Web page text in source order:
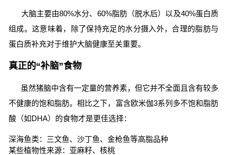
大脑主要由80%水分、60%脂肪（脱水后）以及40%蛋白质
组成。这意味着，除了保持充足的水分摄入外，合理的脂肪与
蛋白质补充对于维护大脑健康至关重要。
真正的“补脑”食物
虽然猪脑中含有一定量的营养素，但它并不全面且含有较多
不健康的饱和脂肪。相比之下，富含欧米伽3系列多不饱和脂肪
酸（如DHA）的食物才是更佳选择：
深海鱼类：三文鱼、沙丁鱼、金枪鱼等高脂品种
某些植物性来源：亚麻籽、核桃